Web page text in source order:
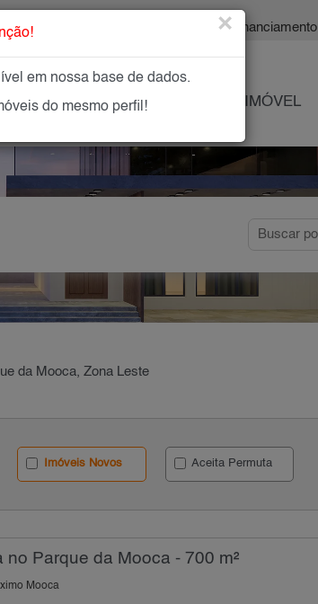
| Financiamento
IMOBILIÁRIAS OFEREÇA SEU IMÓVEL
da Mooca, Zona Leste
Imóveis Novos Aceita Permuta
no Parque da Mooca - 700 m²
Mooca
×
em nossa base de dados.
do mesmo perfil!